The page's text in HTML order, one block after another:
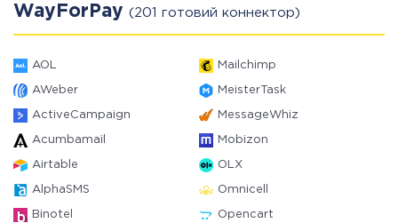
WayForPay (201 готовий коннектор)
AOL Mailchimp
AWeber MeisterTask
ActiveCampaign MessageWhiz
Acumbamail Mobizon
Airtable OLX
AlphaSMS Omnicell
Binotel Opencart